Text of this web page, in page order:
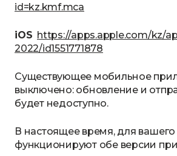
id=kz.kmf.mca
iOS https://apps.apple.com/kz/
2022/id1551771878
Существующее мобильное
выключено: обновление и
будет недоступно.
В настоящее время, для вашего
функционируют обе версии